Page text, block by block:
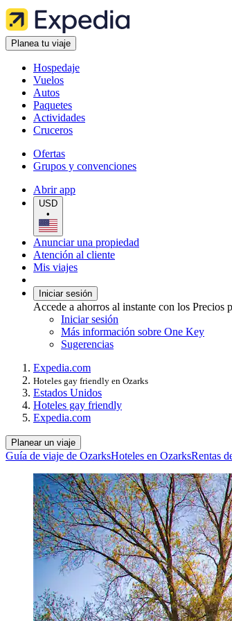
Planea tu viaje
Hospedaje
Vuelos
Autos
Paquetes
Actividades
Cruceros
Ofertas
Grupos y convenciones
Abrir app
USD
•
Anunciar una propiedad
Atención al cliente
Mis viajes
Iniciar sesión
Accede a ahorros al instante con los Precios
Iniciar sesión
Más información sobre One Key
Sugerencias
Expedia.com
Hoteles gay friendly en Ozarks
Estados Unidos
Hoteles gay friendly
Expedia.com
Planear un viaje
Guía de viaje de OzarksHoteles en OzarksRentas